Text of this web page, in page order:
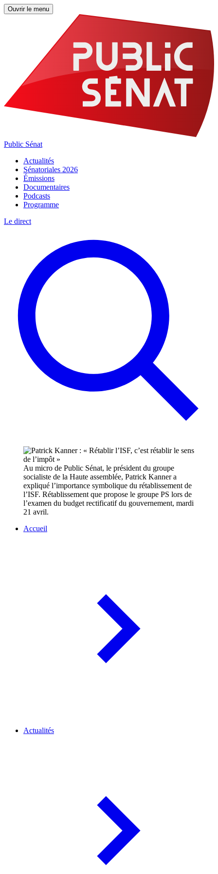
Ouvrir le menu
Public Sénat
Actualités
Sénatoriales 2026
Émissions
Documentaires
Podcasts
Programme
Le direct
Au micro de Public Sénat, le président du groupe
socialiste de la Haute assemblée, Patrick Kanner a
expliqué l’importance symbolique du rétablissement de
l’ISF. Rétablissement que propose le groupe PS lors de
l’examen du budget rectificatif du gouvernement, mardi
21 avril.
Accueil
Actualités